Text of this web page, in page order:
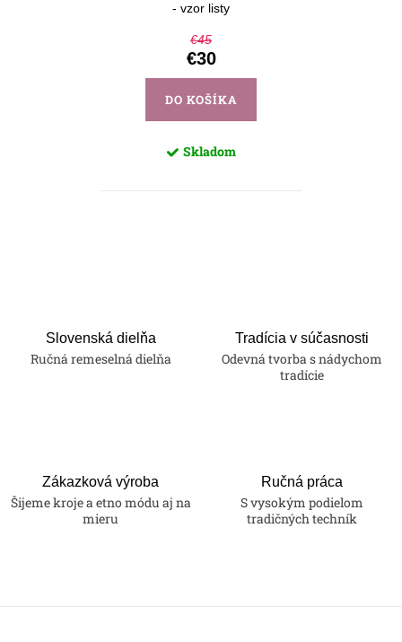
- vzor listy
€45
€30
DO KOŠÍKA
Skladom
Slovenská dielňa
Ručná remeselná dielňa
Tradícia v súčasnosti
Odevná tvorba s nádychom
tradície
Zákazková výroba
Šijeme kroje a etno módu aj na
mieru
Ručná práca
S vysokým podielom
tradičných techník